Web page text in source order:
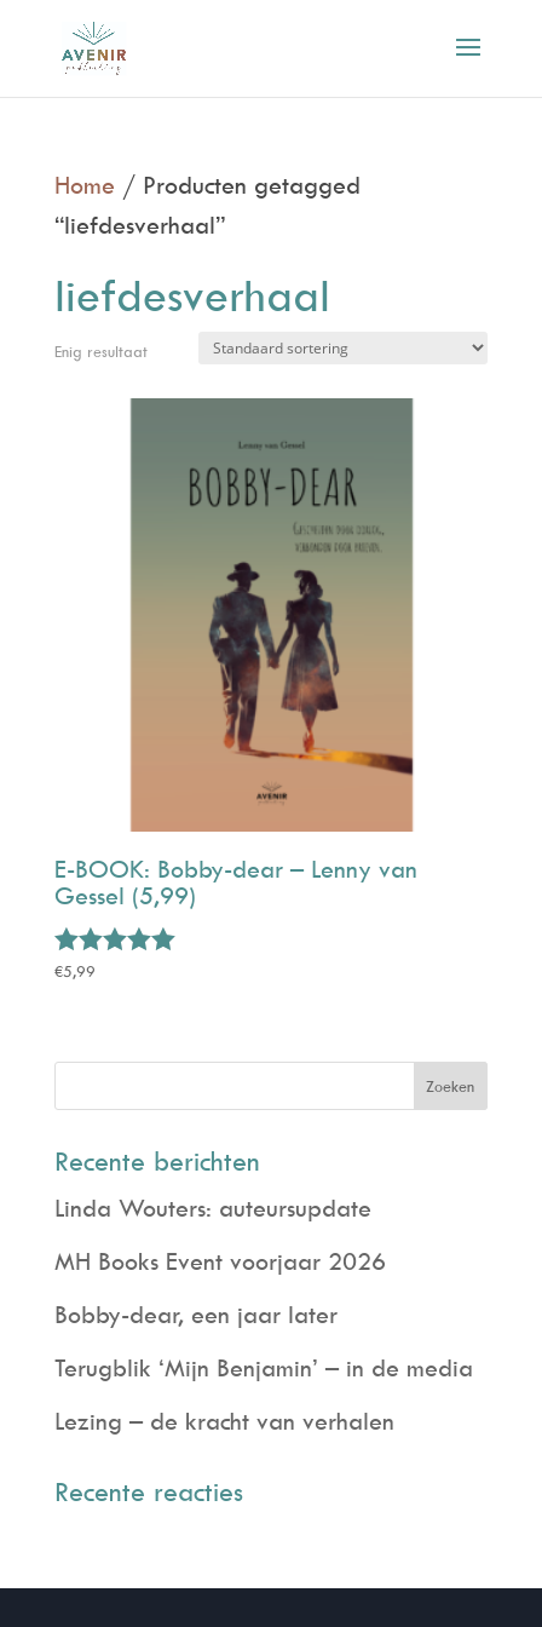
Home / Producten getagged
“liefdesverhaal”
liefdesverhaal
Enig resultaat
E-BOOK: Bobby-dear – Lenny van
Gessel (5,99)
Gewaardeerd
€5,99
Recente berichten
Linda Wouters: auteursupdate
MH Books Event voorjaar 2026
Bobby-dear, een jaar later
Terugblik ‘Mijn Benjamin’ – in de media
Lezing – de kracht van verhalen
Recente reacties